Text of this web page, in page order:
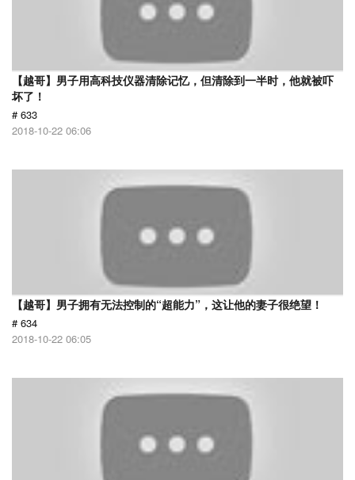
【越哥】男子用高科技仪器清除记忆，但清除到一半时，他就被吓
坏了！
# 633
2018-10-22 06:06
【越哥】男子拥有无法控制的“超能力”，这让他的妻子很绝望！
# 634
2018-10-22 06:05